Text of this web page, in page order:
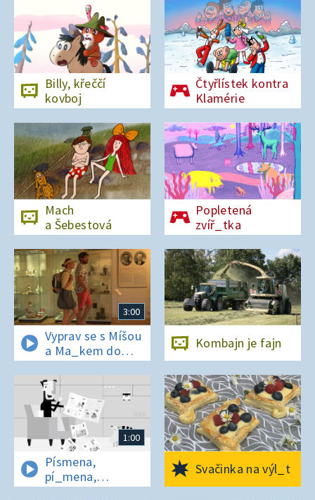
Billy, křeččí
kovboj
Čtyřlístek kontra
Klamérie
Mach
a Šebestová
Popletená
zvíř_tka
3:00
Vyprav se s Míšou
a Ma_kem do
Dobrovických
muzeí
Kombajn je fajn
1:00
Písmena,
pí_mena,
písmena
Svačinka na výl_t